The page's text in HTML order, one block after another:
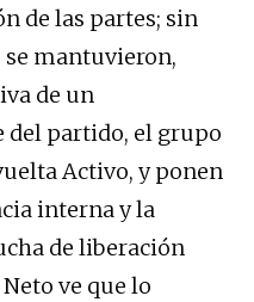
de las partes; sin
se mantuvieron,
de un
del partido, el grupo
Activo, y ponen
interna y la
de liberación
ve que lo